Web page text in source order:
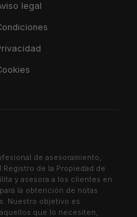
legal
de asesoramiento,
de la Propiedad de
y asesora a los clientes en
la obtención de notas
Nuestro objetivo es
que lo necesiten,